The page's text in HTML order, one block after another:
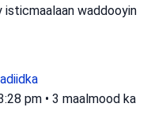
isticmaalaan waddooyin
pm • 3 maalmood ka